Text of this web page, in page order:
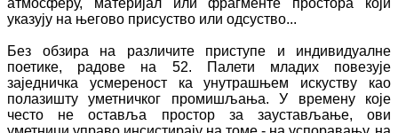
указују на његово присуство или одсуство...
Без обзира на различите приступе и индивидуалне
поетике, радове на 52. Палети младих повезује
заједничка усмереност ка унутрашњем искуству као
полазишту уметничког промишљања. У времену које
често не оставља простор за заустављање, ови